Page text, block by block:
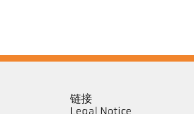
链接